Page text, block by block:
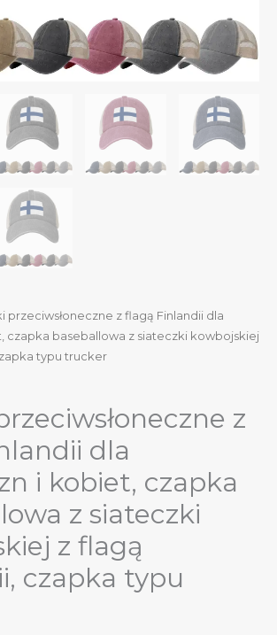
przeciwsłoneczne z flagą Finlandii dla
czapka baseballowa z siateczki kowbojskiej
typu trucker
z
dla
i kobiet, czapka
z siateczki
z flagą
czapka typu